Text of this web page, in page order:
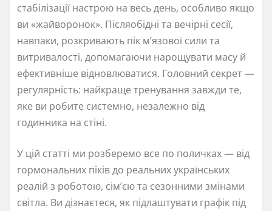
стабілізації настрою на весь день, особливо якщо
ви «жайворонок». Післяобідні та вечірні сесії,
навпаки, розкривають пік м’язової сили та
витривалості, допомагаючи нарощувати масу й
ефективніше відновлюватися. Головний секрет —
регулярність: найкраще тренування завжди те,
яке ви робите системно, незалежно від
годинника на стіні.
У цій статті ми розберемо все по поличках — від
гормональних піків до реальних українських
реалій з роботою, сім’єю та сезонними змінами
світла. Ви дізнаєтеся, як підлаштувати графік під